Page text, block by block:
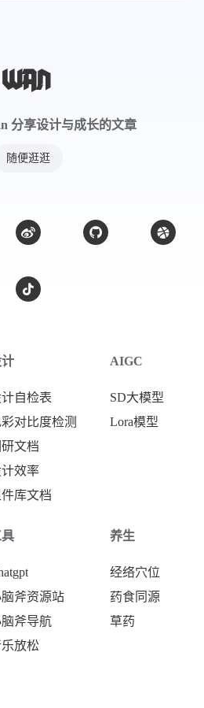
分享设计与成长的文章
随便逛逛
自检表
对比度检测
文档
效率
库文档
AIGC
SD大模型
Lora模型
斧资源站
斧导航
放松
养生
经络穴位
药食同源
草药